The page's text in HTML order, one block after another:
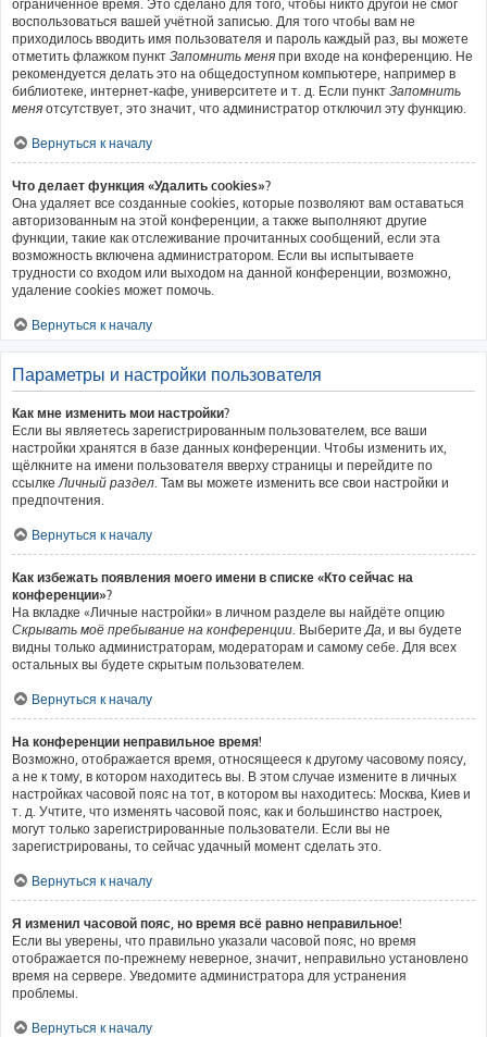
ограниченное время. Это сделано для того, чтобы никто другой не смог
воспользоваться вашей учётной записью. Для того чтобы вам не
приходилось вводить имя пользователя и пароль каждый раз, вы можете
отметить флажком пункт Запомнить меня при входе на конференцию. Не
рекомендуется делать это на общедоступном компьютере, например в
библиотеке, интернет-кафе, университете и т. д. Если пункт Запомнить
меня отсутствует, это значит, что администратор отключил эту функцию.
Вернуться к началу
Что делает функция «Удалить cookies»?
Она удаляет все созданные cookies, которые позволяют вам оставаться
авторизованным на этой конференции, а также выполняют другие
функции, такие как отслеживание прочитанных сообщений, если эта
возможность включена администратором. Если вы испытываете
трудности со входом или выходом на данной конференции, возможно,
удаление cookies может помочь.
Вернуться к началу
Параметры и настройки пользователя
Как мне изменить мои настройки?
Если вы являетесь зарегистрированным пользователем, все ваши
настройки хранятся в базе данных конференции. Чтобы изменить их,
щёлкните на имени пользователя вверху страницы и перейдите по
ссылкеЛичный раздел. Там вы можете изменить все свои настройки и
предпочтения.
Вернуться к началу
Как избежать появления моего имени в списке «Кто сейчас на
конференции»?
На вкладке «Личные настройки» в личном разделе вы найдёте опцию
Скрывать моё пребывание на конференции. ВыберитеДа, и вы будете
видны только администраторам, модераторам и самому себе. Для всех
остальных вы будете скрытым пользователем.
Вернуться к началу
На конференции неправильное время!
Возможно, отображается время, относящееся к другому часовому поясу,
а не к тому, в котором находитесь вы. В этом случае измените в личных
настройках часовой пояс на тот, в котором вы находитесь: Москва, Киев и
т. д. Учтите, что изменять часовой пояс, как и большинство настроек,
могут только зарегистрированные пользователи. Если вы не
зарегистрированы, то сейчас удачный момент сделать это.
Вернуться к началу
Я изменил часовой пояс, но время всё равно неправильное!
Если вы уверены, что правильно указали часовой пояс, но время
отображается по-прежнему неверное, значит, неправильно установлено
время на сервере. Уведомите администратора для устранения
проблемы.
Вернуться к началу